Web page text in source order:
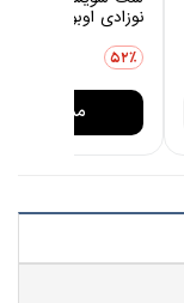
نوزادی اوبوکو مدل
52٪
مشاهده